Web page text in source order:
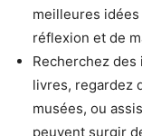
meilleures
réflexion et de
Recherchez
livres, regardez
musées, ou
peuvent surgir